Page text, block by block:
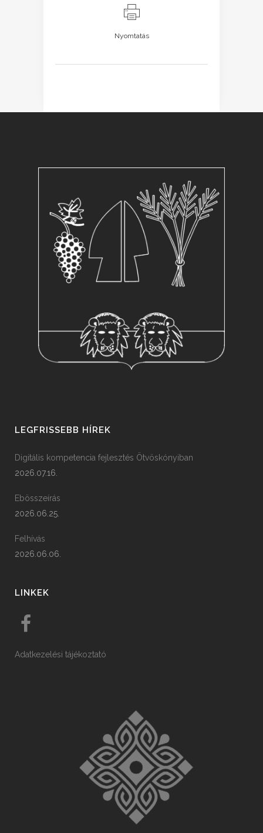
Nyomtatás
LEGFRISSEBB HÍREK
Digitális kompetencia fejlesztés Ötvöskónyiban
2026.07.16.
Ebösszeírás
2026.06.25.
Felhívás
2026.06.06.
LINKEK
Adatkezelési tájékoztató